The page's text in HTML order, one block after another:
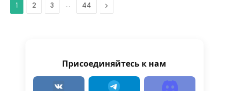
1 2 3 … 44 Дальше
Присоединяйтесь к нам